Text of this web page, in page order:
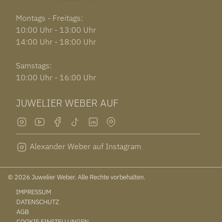
Montags - Freitags:
10:00 Uhr - 13:00 Uhr
14:00 Uhr - 18:00 Uhr
Samstags:
10:00 Uhr - 16:00 Uhr
JUWELIER WEBER AUF
Alexander Weber auf Instagram
© 2026 Juwelier Weber. Alle Rechte vorbehalten.
IMPRESSUM
DATENSCHUTZ
AGB